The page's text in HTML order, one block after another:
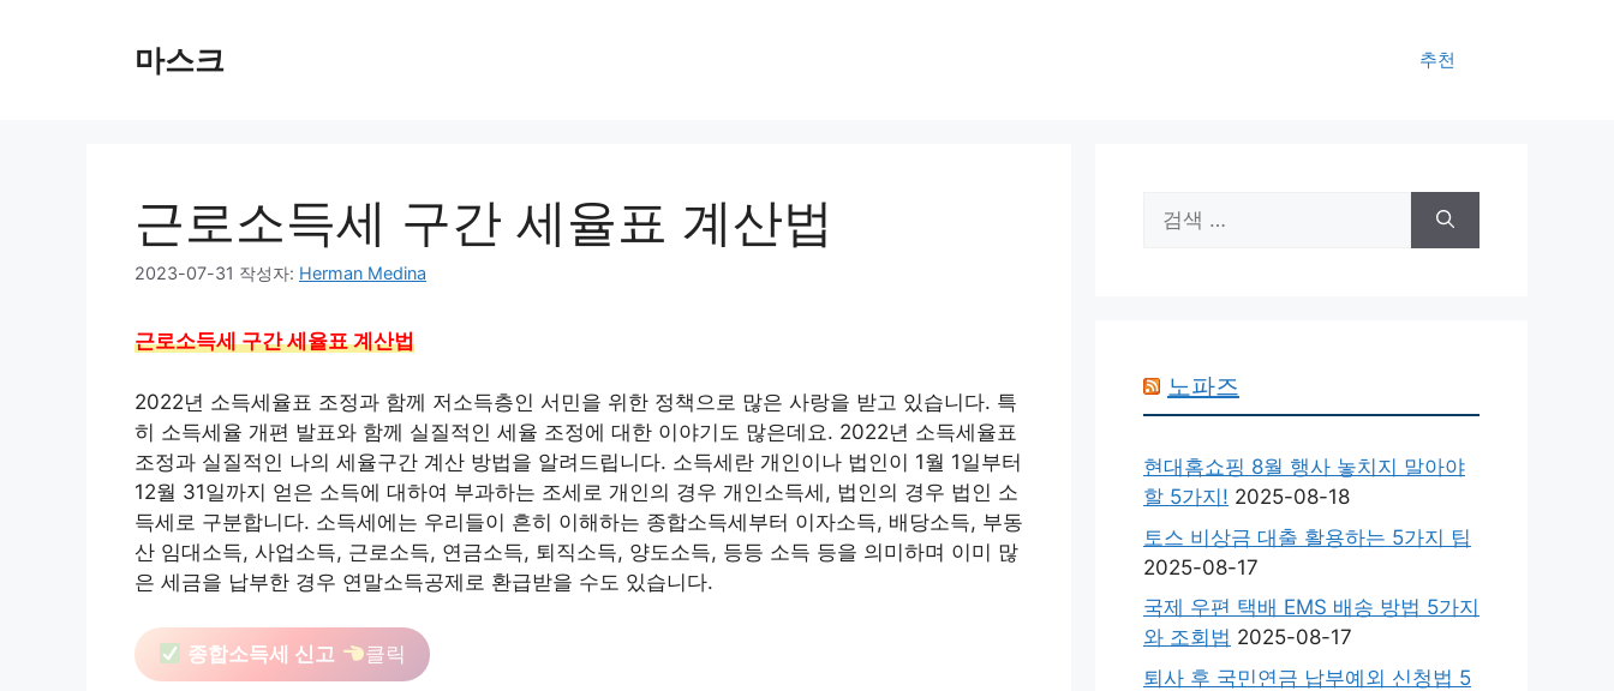
마스크 추천
근로소득세 구간 세율표 계산법
2023-07-31 작성자: Herman Medina
근로소득세 구간 세율표 계산법
2022년 소득세율표 조정과 함께 저소득층인 서민을 위한 정책으로 많은 사랑을 받고 있습니다. 특
히 소득세율 개편 발표와 함께 실질적인 세율 조정에 대한 이야기도 많은데요. 2022년 소득세율표
조정과 실질적인 나의 세율구간 계산 방법을 알려드립니다. 소득세란 개인이나 법인이 1월 1일부터
12월 31일까지 얻은 소득에 대하여 부과하는 조세로 개인의 경우 개인소득세, 법인의 경우 법인 소
득세로 구분합니다. 소득세에는 우리들이 흔히 이해하는 종합소득세부터 이자소득, 배당소득, 부동
산 임대소득, 사업소득, 근로소득, 연금소득, 퇴직소득, 양도소득, 등등 소득 등을 의미하며 이미 많
은 세금을 납부한 경우 연말소득공제로 환급받을 수도 있습니다.
종합소득세 신고 클릭
색:
노파즈
현대홈쇼핑 8월 행사 놓치지 말아야
할 5가지! 2025-08-18
토스 비상금 대출 활용하는 5가지 팁
2025-08-17
국제 우편 택배 EMS 배송 방법 5가지
와 조회법 2025-08-17
퇴사 후 국민연금 납부예외 신청법 5